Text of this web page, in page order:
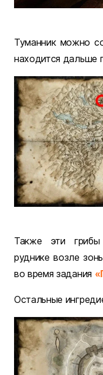
Туманник можно
находится дальше
Также эти
руднике возле
во время задания
Остальные